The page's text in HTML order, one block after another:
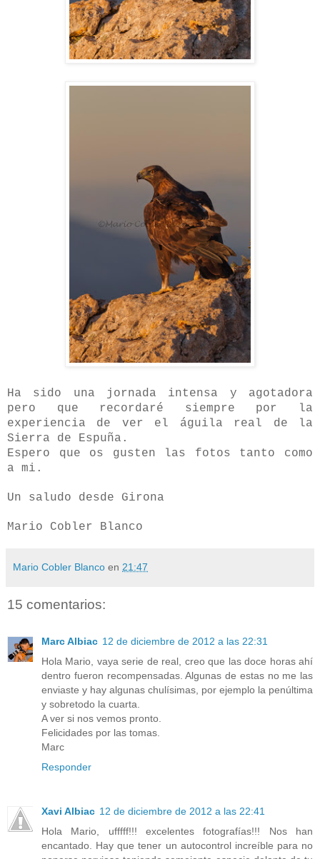
Ha sido una jornada intensa y agotadora
pero que recordaré siempre por la
experiencia de ver el águila real de la
Sierra de Espuña.
Espero que os gusten las fotos tanto como
a mi.
Un saludo desde Girona
Mario Cobler Blanco
Mario Cobler Blanco en 21:47
15 comentarios:
Marc Albiac 12 de diciembre de 2012 a las 22:31
Hola Mario, vaya serie de real, creo que las doce horas ahí
dentro fueron recompensadas. Algunas de estas no me las
enviaste y hay algunas chulísimas, por ejemplo la penúltima
y sobretodo la cuarta.
A ver si nos vemos pronto.
Felicidades por las tomas.
Marc
Responder
Xavi Albiac 12 de diciembre de 2012 a las 22:41
Hola Mario, ufffff!!! excelentes fotografías!!! Nos han
encantado. Hay que tener un autocontrol increíble para no